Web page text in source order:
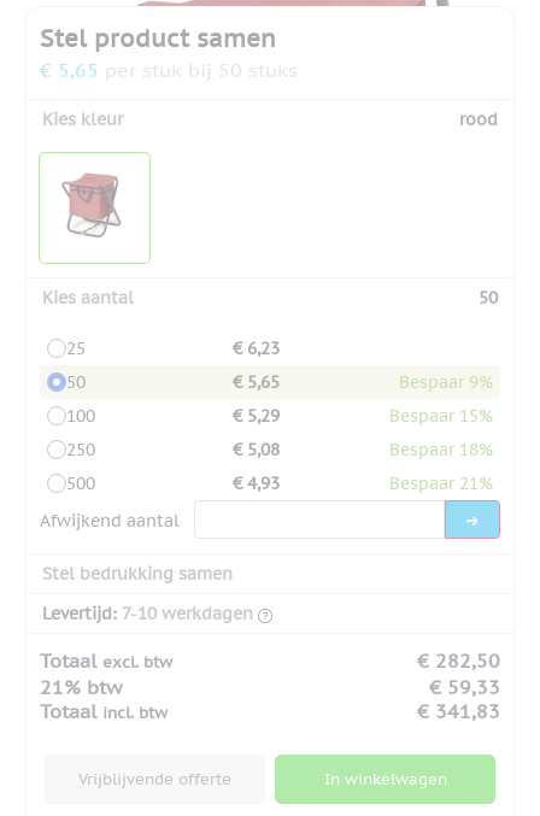
Stel product samen
€ 5,65 per stuk bij 50 stuks
Kies kleur rood
Kies aantal 50
25
€ 6,23
50
€ 5,65
Bespaar 9%
100
€ 5,29
Bespaar 15%
250
€ 5,08
Bespaar 18%
500
€ 4,93
Bespaar 21%
Afwijkend aantal
Stel bedrukking samen
Levertijd: 7-10 werkdagen
Totaal excl. btw
€ 282,50
21% btw
€ 59,33
Totaal incl. btw € 341,83
Vrijblijvende offerte In winkelwagen